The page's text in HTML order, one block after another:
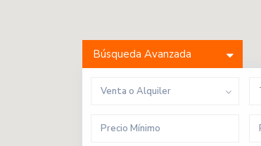
Búsqueda Avanzada
Venta o Alquiler